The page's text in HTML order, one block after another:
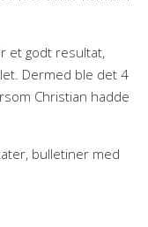
et godt resultat,
Dermed ble det 4
Christian hadde
bulletiner med